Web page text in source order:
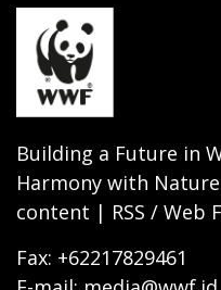
Building a Future in
Harmony with
content | RSS / Web
Fax: +62217829461